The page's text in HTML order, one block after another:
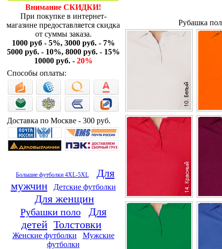
Внимание СКИДКИ!
При покупке в интернет-
магазине предоставляется скидка
от суммы заказа.
1000 руб - 5%, 3000 руб. - 7%
5000 руб. - 10%, 8000 руб. - 15%
10000 руб. - 20%
Способы оплаты:
Доставка по Москве - 300 руб.
Большие футболки 4XL-5XL
Для
мужчин
Детские футболки
Для женщин
Рубашки поло
Для
детей Толстовки
Женские футболки
Мужские
футболки
Рубашка